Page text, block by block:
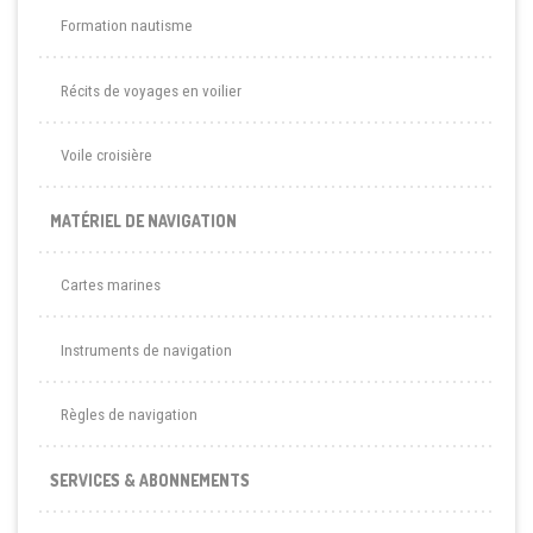
Formation nautisme
Récits de voyages en voilier
Voile croisière
MATÉRIEL DE NAVIGATION
Cartes marines
Instruments de navigation
Règles de navigation
SERVICES & ABONNEMENTS